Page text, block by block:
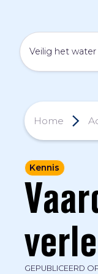
Veilig het
Home
Kennis
GEPUBLICEERD